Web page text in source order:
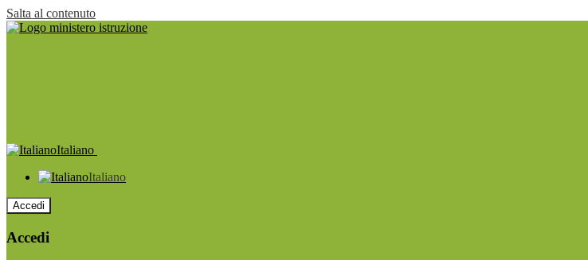
Salta al contenuto
Italiano
Italiano
Accedi
Accedi